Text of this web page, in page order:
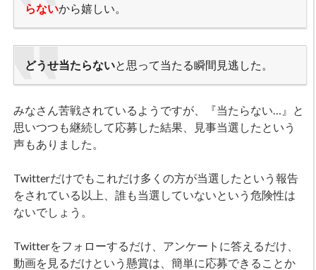
らないから嬉しい。
どうせ当たらないと思って当たる瞬間見逃した。
みなさん苦戦されているようですが、『当たらない…』と
思いつつも継続して応募した結果、見事当選したという
声もありました。
Twitterだけでもこれだけ多くの方が当選したという報告
をされている以上、誰も当選していないという危険性は
ないでしょう。
Twitterをフォローするだけ、アンケートに答えるだけ、
動画を見るだけという懸賞は、簡単に応募できることか